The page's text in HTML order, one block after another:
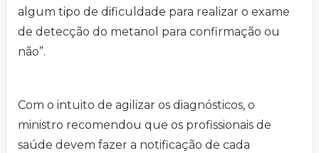
algum tipo de dificuldade para realizar o exame
de detecção do metanol para confirmação ou
não”.
Com o intuito de agilizar os diagnósticos, o
ministro recomendou que os profissionais de
saúde devem fazer a notificação de cada